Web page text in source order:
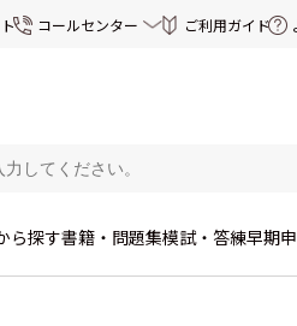
コールセンター ご利用ガイド
ら探す書籍・問題集模試・答練早期